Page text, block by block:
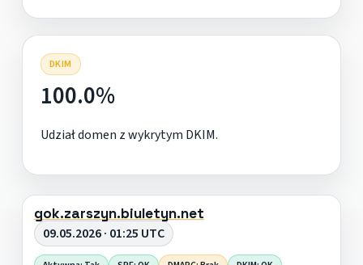
DKIM
100.0%
Udział domen z wykrytym DKIM.
gok.zarszyn.biuletyn.net
09.05.2026 · 01:25 UTC